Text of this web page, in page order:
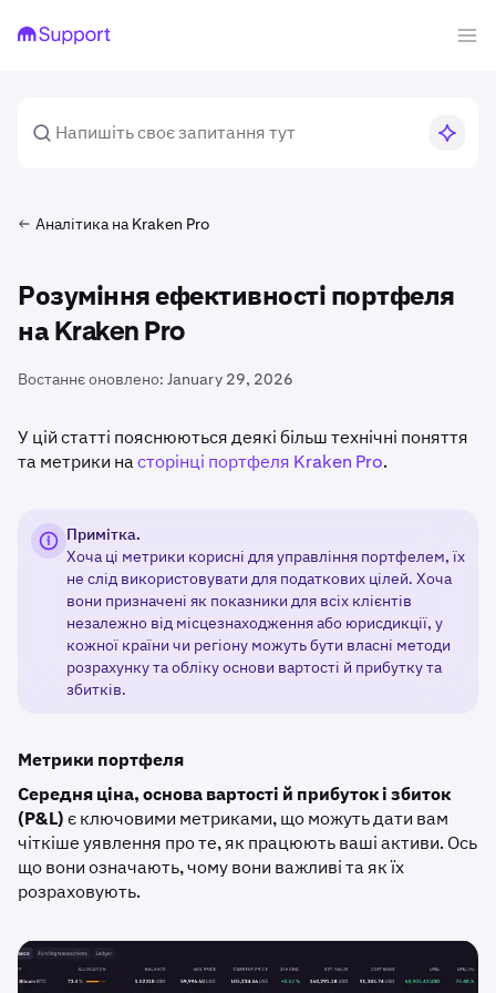
Аналітика на Kraken Pro
Розуміння ефективності портфеля
на Kraken Pro
Востаннє оновлено: January 29, 2026
У цій статті пояснюються деякі більш технічні поняття
та метрики насторінці портфеля Kraken Pro.
Примітка.
Хоча ці метрики корисні для управління портфелем, їх
не слід використовувати для податкових цілей. Хоча
вони призначені як показники для всіх клієнтів
незалежно від місцезнаходження або юрисдикції, у
кожної країни чи регіону можуть бути власні методи
розрахунку та обліку основи вартості й прибутку та
збитків.
Метрики портфеля
Середня ціна, основа вартості й прибуток і збиток
(P&L)є ключовими метриками, що можуть дати вам
чіткіше уявлення про те, як працюють ваші активи. Ось
що вони означають, чому вони важливі та як їх
розраховують.